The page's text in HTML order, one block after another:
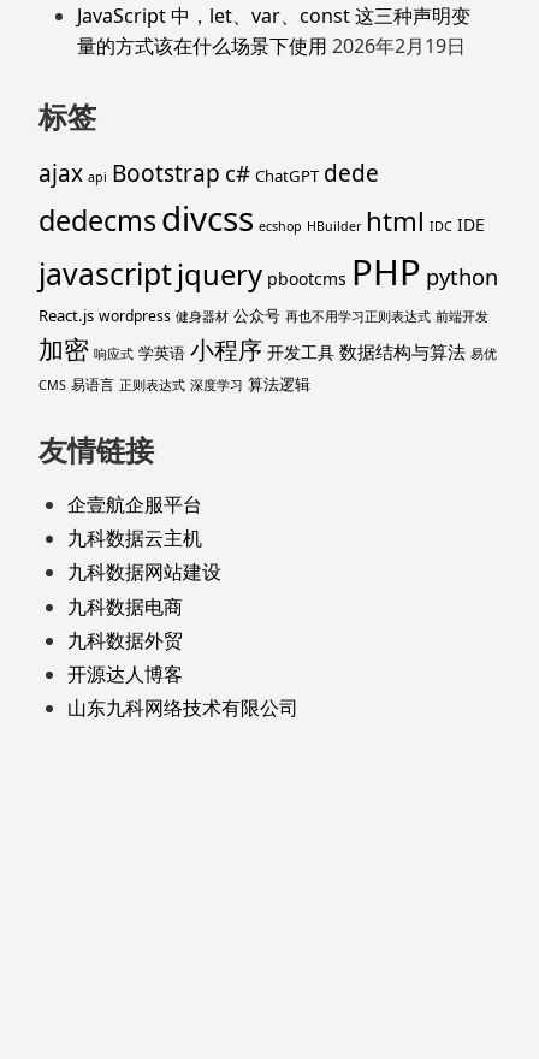
JavaScript 中，let、var、const 这三种声明变
量的方式该在什么场景下使用 2026年2月19日
标签
ajax api Bootstrap c# ChatGPT dede
dedecmsdivcss ecshop HBuilder html IDC IDE
javascriptjquery pbootcms PHP python
React.js wordpress 健身器材 公众号 再也不用学习正则表达式 前端开发
加密 响应式 学英语 小程序 开发工具 数据结构与算法 易优
CMS 易语言 正则表达式 深度学习 算法逻辑
友情链接
企壹航企服平台
九科数据云主机
九科数据网站建设
九科数据电商
九科数据外贸
开源达人博客
山东九科网络技术有限公司